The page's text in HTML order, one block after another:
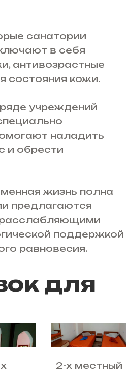
санатории
в себя
антивозрастные
состояния кожи.
учреждений
наладить
и обрести
жизнь полна
предлагаются
расслабляющими
поддержкой
равновесия.
для
2-х местный